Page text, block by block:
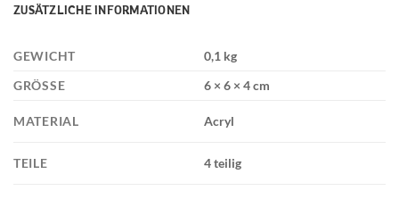
ZUSÄTZLICHE INFORMATIONEN
GEWICHT
0,1 kg
GRÖSSE
6 × 6 × 4 cm
MATERIAL Acryl
TEILE 4 teilig